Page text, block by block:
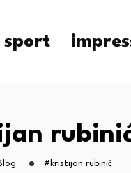
sport
#kristijan rubinić